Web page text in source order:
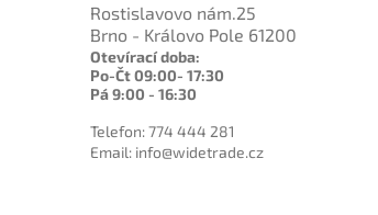
Rostislavovo nám.25
Brno - Královo Pole 61200
Otevírací doba:
Po-Čt 09:00- 17:30
Pá 9:00 - 16:30
Telefon: 774 444 281
Email: info@widetrade.cz